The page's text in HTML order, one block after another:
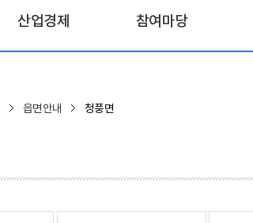
산업경제 참여마당
읍면안내 청풍면